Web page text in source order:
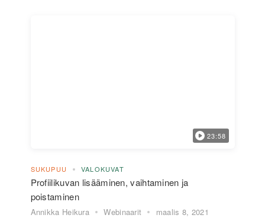
23:58
SUKUPUU VALOKUVAT
Profiilikuvan lisääminen, vaihtaminen ja
poistaminen
Annikka Heikura Webinaarit maalis 8, 2021